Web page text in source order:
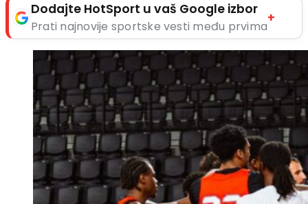
Dodajte HotSport u vaš Google izbor
Prati najnovije sportske vesti među prvima
+